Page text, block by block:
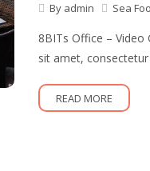
By admin Sea
8BITs Office –
sit amet,
READ MORE